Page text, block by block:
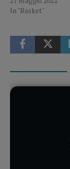
In "Basket"